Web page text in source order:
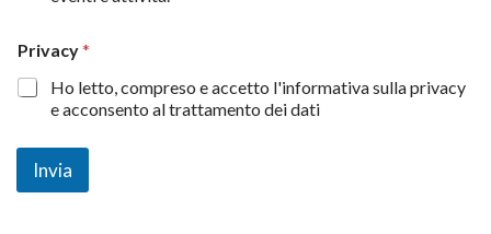
Privacy*
Ho letto, compreso e accetto l'informativa sulla privacy
e acconsento al trattamento dei dati
Invia